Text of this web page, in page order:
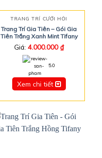
TRANG TRÍ CƯỚI HỎI
Trang Trí Gia Tiên – Gói Gia
Tiên Trắng Xanh Mint Tifany
Giá: 4.000.000₫
5.0
Xem chi tiết